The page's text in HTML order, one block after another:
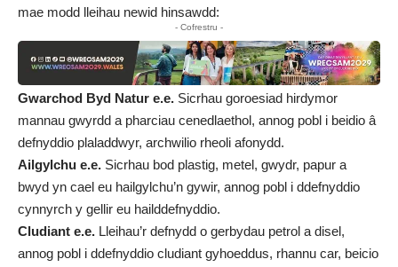
mae modd lleihau newid hinsawdd:
- Cofrestru -
Gwarchod Byd Natur e.e. Sicrhau goroesiad hirdymor
mannau gwyrdd a pharciau cenedlaethol, annog pobl i beidio â
defnyddio plaladdwyr, archwilio rheoli afonydd.
Ailgylchu e.e. Sicrhau bod plastig, metel, gwydr, papur a
bwyd yn cael eu hailgylchu’n gywir, annog pobl i ddefnyddio
cynnyrch y gellir eu hailddefnyddio.
Cludiant e.e. Lleihau’r defnydd o gerbydau petrol a disel,
annog pobl i ddefnyddio cludiant gyhoeddus, rhannu car, beicio